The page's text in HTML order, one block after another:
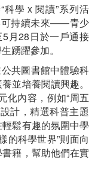
學 x 閱讀”系列活
可持續未來——青少
月28日於一戶通接
踴躍參加。
共圖書館中體驗科
並培養閱讀興趣。
化內容，例如“周五
計，精選科普主題
鬆有趣的氛圍中學
的科學世界”則面向
籍，幫助他們在實